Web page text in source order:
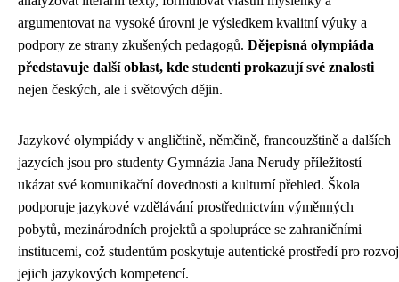
argumentovat na vysoké úrovni je výsledkem kvalitní výuky a
podpory ze strany zkušených pedagogů. Dějepisná olympiáda
představuje další oblast, kde studenti prokazují své znalosti
nejen českých, ale i světových dějin.
Jazykové olympiády v angličtině, němčině, francouzštině a dalších
jazycích jsou pro studenty Gymnázia Jana Nerudy příležitostí
ukázat své komunikační dovednosti a kulturní přehled. Škola
podporuje jazykové vzdělávání prostřednictvím výměnných
pobytů, mezinárodních projektů a spolupráce se zahraničními
institucemi, což studentům poskytuje autentické prostředí pro rozvoj
jejich jazykových kompetencí.